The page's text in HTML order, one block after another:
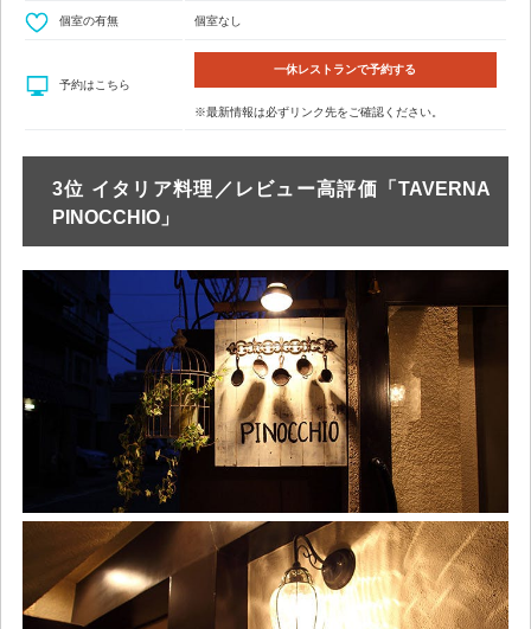
個室の有無 個室なし
予約はこちら
一休レストランで予約する
※最新情報は必ずリンク先をご確認ください。
3位 イタリア料理／レビュー高評価「TAVERNA
PINOCCHIO」